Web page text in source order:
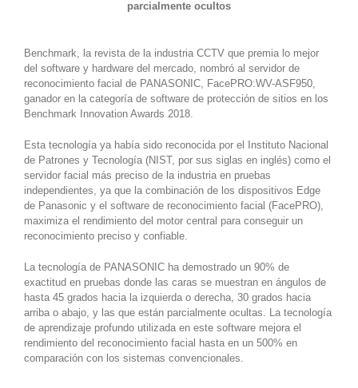
parcialmente ocultos
Benchmark, la revista de la industria CCTV que premia lo mejor
del software y hardware del mercado, nombró al servidor de
reconocimiento facial de PANASONIC, FacePRO:WV-ASF950,
ganador en la categoría de software de protección de sitios en los
Benchmark Innovation Awards 2018.
Esta tecnología ya había sido reconocida por el Instituto Nacional
de Patrones y Tecnología (NIST, por sus siglas en inglés) como el
servidor facial más preciso de la industria en pruebas
independientes, ya que la combinación de los dispositivos Edge
de Panasonic y el software de reconocimiento facial (FacePRO),
maximiza el rendimiento del motor central para conseguir un
reconocimiento preciso y confiable.
La tecnología de PANASONIC ha demostrado un 90% de
exactitud en pruebas donde las caras se muestran en ángulos de
hasta 45 grados hacia la izquierda o derecha, 30 grados hacia
arriba o abajo, y las que están parcialmente ocultas. La tecnología
de aprendizaje profundo utilizada en este software mejora el
rendimiento del reconocimiento facial hasta en un 500% en
comparación con los sistemas convencionales.